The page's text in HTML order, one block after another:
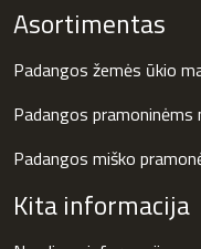
Asortimentas
Padangos žemės ūkio
Padangos pramoninėms
Padangos miško
Kita informacija